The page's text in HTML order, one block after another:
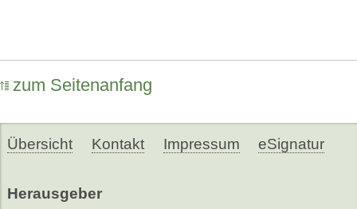
zum Seitenanfang
Übersicht Kontakt Impressum eSignatur
Herausgeber